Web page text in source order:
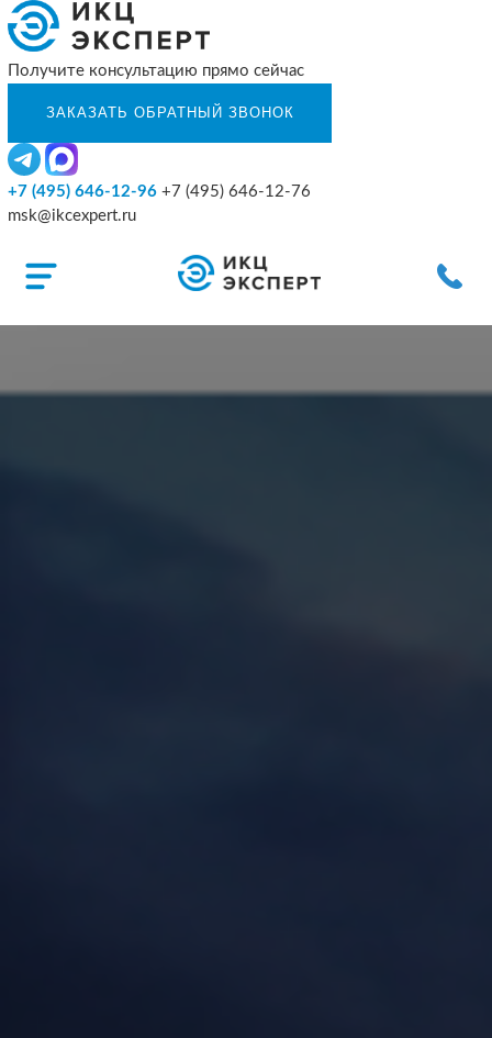
Получите консультацию прямо сейчас
+7 (495) 646-12-96 +7 (495) 646-12-76
msk@ikcexpert.ru